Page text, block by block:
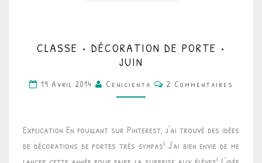
•
DÉCORATION
DE
PORTE
JUIN
CLASSE • DÉCORATION DE PORTE •
JUIN
19 Avril 2014 Cenicienta Commentaires
2 Commentaires
Explication En fouillant sur Pinterest, j’ai trouvé des idées
de décorations de portes très sympas! J’ai bien envie de me